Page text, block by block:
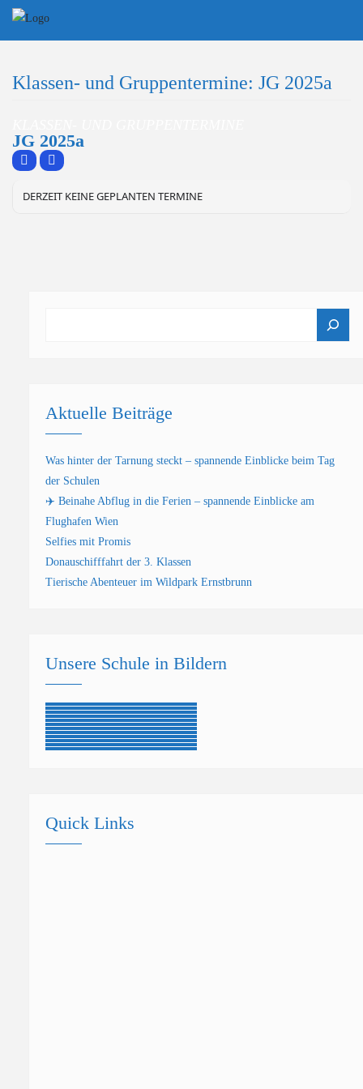
Skip
Klassen- und Gruppentermine: JG 2025a
JG 2025a
DERZEIT KEINE GEPLANTEN TERMINE
Aktuelle Beiträge
Was hinter der Tarnung steckt – spannende Einblicke beim Tag
der Schulen
✈️ Beinahe Abflug in die Ferien – spannende Einblicke am
Flughafen Wien
Selfies mit Promis
Donauschifffahrt der 3. Klassen
Tierische Abenteuer im Wildpark Ernstbrunn
Unsere Schule in Bildern
Quick Links